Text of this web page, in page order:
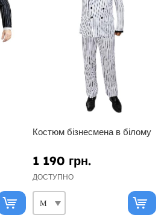
Костюм бізнесмена в білому
1 190 грн.
ДОСТУПНО